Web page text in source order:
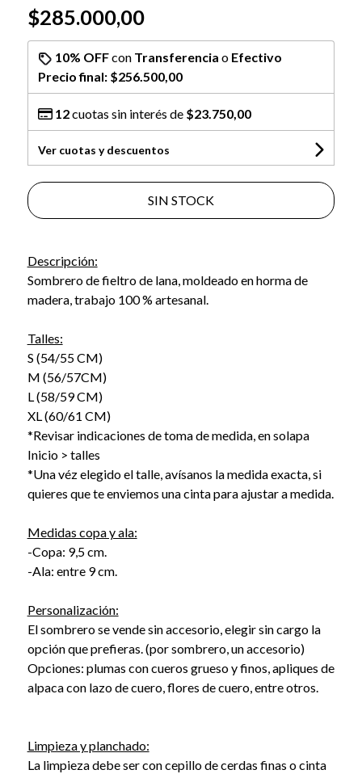
$285.000,00
10% OFFcon Transferencia o Efectivo
Precio final: $256.500,00
12cuotas sin interés de $23.750,00
Ver cuotas y descuentos
SIN STOCK
Descripción:
Sombrero de fieltro de lana, moldeado en horma de
madera, trabajo 100 % artesanal.
Talles:
S (54/55 CM)
M (56/57CM)
L (58/59 CM)
XL (60/61 CM)
*Revisar indicaciones de toma de medida, en solapa
Inicio > talles
*Una véz elegido el talle, avísanos la medida exacta, si
quieres que te enviemos una cinta para ajustar a medida.
Medidas copa y ala:
-Copa: 9,5 cm.
-Ala: entre 9 cm.
Personalización:
El sombrero se vende sin accesorio, elegir sin cargo la
opción que prefieras. (por sombrero, un accesorio)
Opciones: plumas con cueros grueso y finos, apliques de
alpaca con lazo de cuero, flores de cuero, entre otros.
Limpieza y planchado:
La limpieza debe ser con cepillo de cerdas finas o cinta